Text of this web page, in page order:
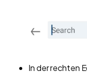
In der rechten